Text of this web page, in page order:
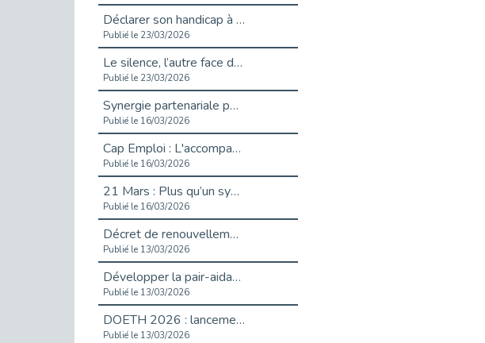
Déclarer son handicap à son employeur : un levier professionnel ?
Publié le 23/03/2026
Le silence, l’autre face du recrutement : un appel au respect des candidats.
Publié le 23/03/2026
Synergie partenariale pour l'Inclusion Professionnelle chez Orange
Publié le 16/03/2026
Cap Emploi : L'accompagnement EXH c’est quoi ?
Publié le 16/03/2026
21 Mars : Plus qu’un symbole, un engagement pour l’inclusion
Publié le 16/03/2026
Décret de renouvellement de l'aide aux employeurs d'apprentis
Publié le 13/03/2026
Développer la pair-aidance en santé mentale : guide pour les employeurs
Publié le 13/03/2026
DOETH 2026 : lancement de la campagne pour les employeurs publics
Publié le 13/03/2026